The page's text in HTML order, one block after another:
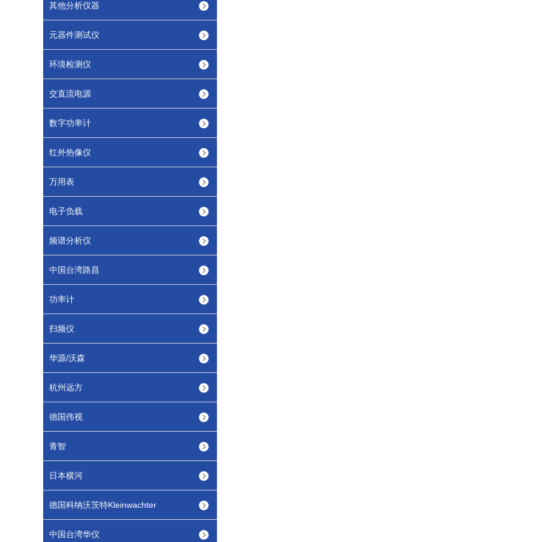
其他分析仪器
元器件测试仪
环境检测仪
交直流电源
数字功率计
红外热像仪
万用表
电子负载
频谱分析仪
中国台湾路昌
功率计
扫频仪
华源/沃森
杭州远方
德国伟视
青智
日本横河
德国科纳沃茨特Kleinwachter
中国台湾华仪